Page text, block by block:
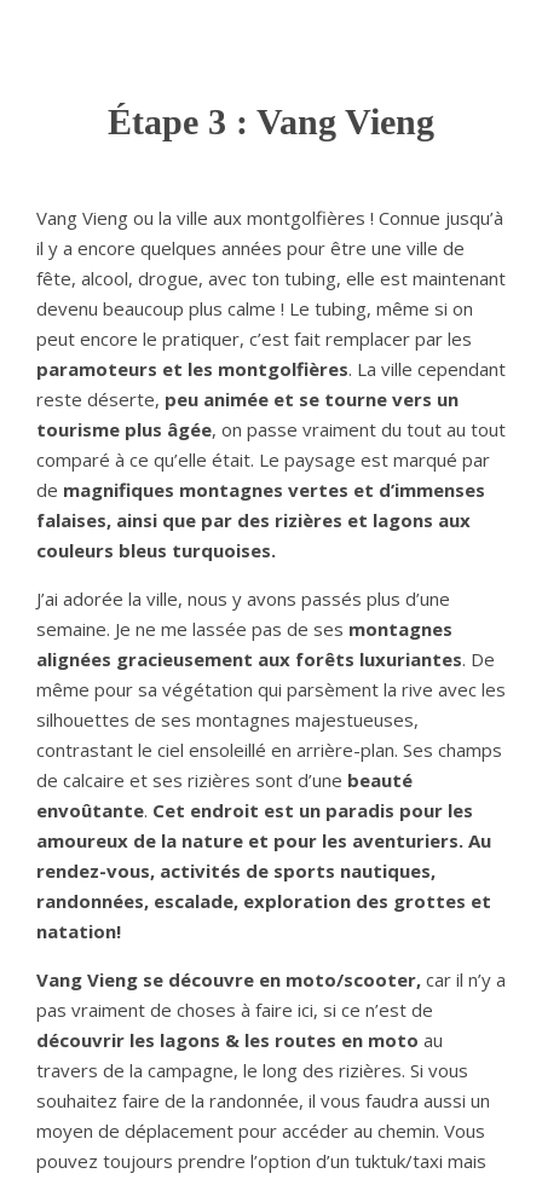
Étape 3 : Vang Vieng
Vang Vieng ou la ville aux montgolfières ! Connue jusqu’à
il y a encore quelques années pour être une ville de
fête, alcool, drogue, avec ton tubing, elle est maintenant
devenu beaucoup plus calme ! Le tubing, même si on
peut encore le pratiquer, c’est fait remplacer par les
paramoteurs et les montgolfières. La ville cependant
reste déserte, peu animée et se tourne vers un
tourisme plus âgée, on passe vraiment du tout au tout
comparé à ce qu’elle était. Le paysage est marqué par
de magnifiques montagnes vertes et d’immenses
falaises, ainsi que par des rizières et lagons aux
couleurs bleus turquoises.
J’ai adorée la ville, nous y avons passés plus d’une
semaine. Je ne me lassée pas de ses montagnes
alignées gracieusement aux forêts luxuriantes. De
même pour sa végétation qui parsèment la rive avec les
silhouettes de ses montagnes majestueuses,
contrastant le ciel ensoleillé en arrière-plan. Ses champs
de calcaire et ses rizières sont d’une beauté
envoûtante. Cet endroit est un paradis pour les
amoureux de la nature et pour les aventuriers. Au
rendez-vous, activités de sports nautiques,
randonnées, escalade, exploration des grottes et
natation!
Vang Vieng se découvre en moto/scooter, car il n’y a
pas vraiment de choses à faire ici, si ce n’est de
découvrir les lagons & les routes en moto au
travers de la campagne, le long des rizières. Si vous
souhaitez faire de la randonnée, il vous faudra aussi un
moyen de déplacement pour accéder au chemin. Vous
pouvez toujours prendre l’option d’un tuktuk/taxi mais